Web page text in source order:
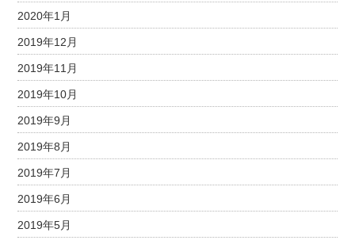
2020年1月
2019年12月
2019年11月
2019年10月
2019年9月
2019年8月
2019年7月
2019年6月
2019年5月